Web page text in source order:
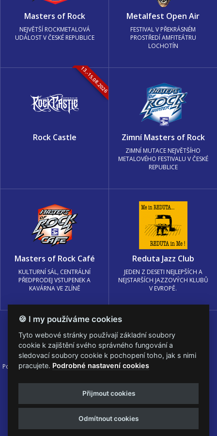
Masters of Rock
NEJVĚTŠÍ ROCKMETALOVÁ
UDÁLOST V ČESKÉ REPUBLICE
Metalfest Open Air
FESTIVAL V PŘEKRÁSNÉM
PROSTŘEDÍ AMFITEÁTRU
LOCHOTÍN
13.-15.08.2026
Rock Castle Zimní Masters of Rock
ZIMNÍ MUTACE NEJVĚTŠÍHO
METALOVÉHO FESTIVALU V ČESKÉ
REPUBLICE
Masters of Rock Café
KULTURNÍ SÁL, CENTRÁLNÍ
PŘEDPRODEJ VSTUPENEK A
KAVÁRNA VE ZLÍNĚ
Reduta Jazz Club
JEDEN Z DESETI NEJLEPŠÍCH A
NEJSTARŠÍCH JAZZOVÝCH KLUBŮ
V EVROPĚ.
Podmínky užití 🍪 Změnit nastavení cookies.
© PRAGOKONCERT BOHEMIA, a.s.
Web s
k metalu vytvořila creatia.tech s.r.o. a
Viktor Eyermann
🍪 I my používáme cookies
Tyto webové stránky používají základní soubory
cookie k zajištění svého správného fungování a
sledovací soubory cookie k pochopení toho, jak s nimi
pracujete. Podrobné nastavení cookies
Přijmout cookies
Odmítnout cookies